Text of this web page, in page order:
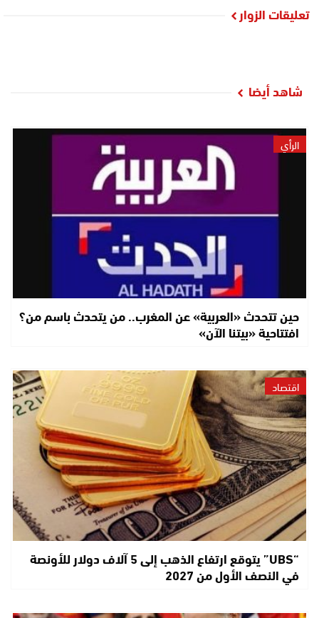
تعليقات الزوار
شاهد أيضا
الرأي
حين تتحدث «العربية» عن المغرب.. من يتحدث باسم من؟
افتتاحية «بيتنا الآن»
اقتصاد
“UBS” يتوقع ارتفاع الذهب إلى 5 آلاف دولار للأونصة
في النصف الأول من 2027